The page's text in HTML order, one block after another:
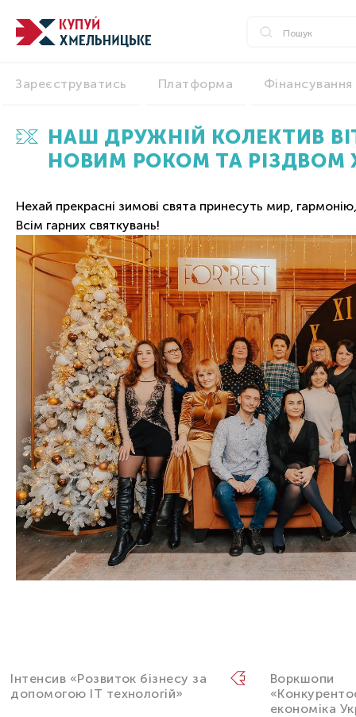
Зареєструватись Платформа Фінансування
НАШ ДРУЖНІЙ КОЛЕКТИВ
НОВИМ РОКОМ ТА РІЗДВОМ
Нехай прекрасні зимові свята принесуть мир,
Всім гарних святкувань!
Інтенсив «Розвиток бізнесу за
допомогою IT технологій»
Воркшопи
економіка